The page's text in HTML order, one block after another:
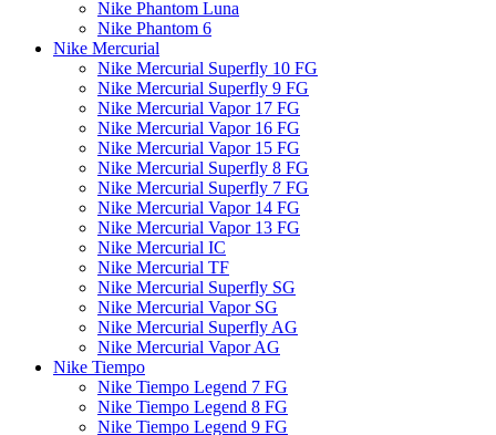
Nike Phantom Luna
Nike Phantom 6
Nike Mercurial
Nike Mercurial Superfly 10 FG
Nike Mercurial Superfly 9 FG
Nike Mercurial Vapor 17 FG
Nike Mercurial Vapor 16 FG
Nike Mercurial Vapor 15 FG
Nike Mercurial Superfly 8 FG
Nike Mercurial Superfly 7 FG
Nike Mercurial Vapor 14 FG
Nike Mercurial Vapor 13 FG
Nike Mercurial IC
Nike Mercurial TF
Nike Mercurial Superfly SG
Nike Mercurial Vapor SG
Nike Mercurial Superfly AG
Nike Mercurial Vapor AG
Nike Tiempo
Nike Tiempo Legend 7 FG
Nike Tiempo Legend 8 FG
Nike Tiempo Legend 9 FG